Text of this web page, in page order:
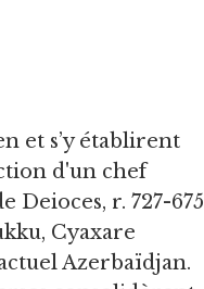
et s’y établirent
d'un chef
Deioces, r. 727-675
Cyaxare
Azerbaïdjan.